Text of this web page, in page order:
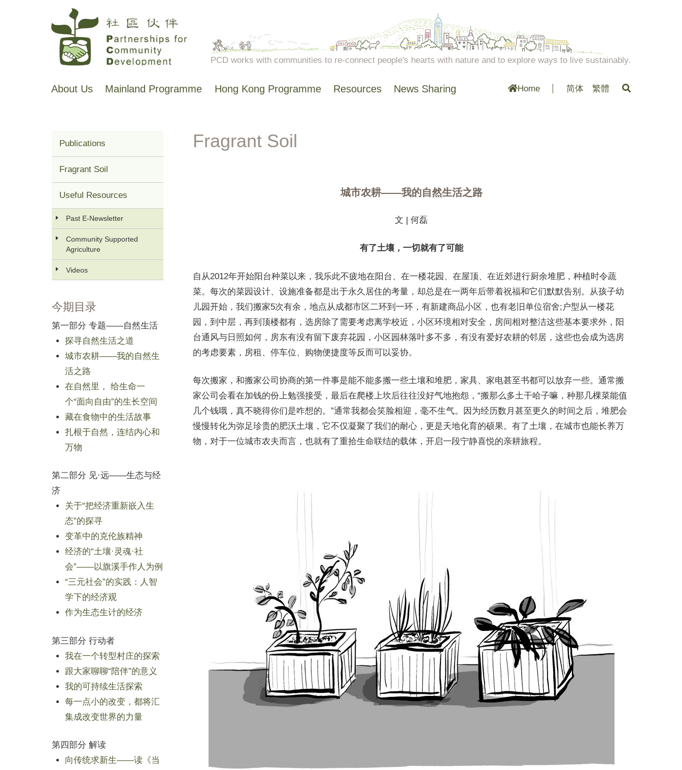
PCD works with communities to re-connect people's hearts with nature and to explore ways to live sustainably.
About Us Mainland Programme Hong Kong Programme Resources News Sharing Home 简体 繁體
Main
menu
Publications
Fragrant Soil
Useful Resources
Past E-Newsletter
Community Supported
Agriculture
Videos
今期目录
第一部分 专题——自然生活
探寻自然生活之道
城市农耕——我的自然生
活之路
在自然里， 给生命一
个“面向自由”的生长空间
藏在食物中的生活故事
扎根于自然，连结内心和
万物
第二部分 见·远——生态与经
济
关于“把经济重新嵌入生
态”的探寻
变革中的克伦族精神
经济的“土壤·灵魂·社
会”——以旗溪手作人为例
“三元社会”的实践：人智
学下的经济观
作为生态生计的经济
第三部分 行动者
我在一个转型村庄的探索
跟大家聊聊“陪伴”的意义
我的可持续生活探索
每一点小的改变，都将汇
集成改变世界的力量
第四部分 解读
向传统求新生——读《当
城市农耕——我的自然生活之路
文 | 何磊
有了土壤，一切就有了可能
自从2012年开始阳台种菜以来，我乐此不疲地在阳台、在一楼花园、在屋顶、在近郊进行厨余堆肥，种植时令蔬
菜。每次的菜园设计、设施准备都是出于永久居住的考量，却总是在一两年后带着祝福和它们默默告别。从孩子幼
儿园开始，我们搬家5次有余，地点从成都市区二环到一环，有新建商品小区，也有老旧单位宿舍;户型从一楼花
园，到中层，再到顶楼都有，选房除了需要考虑离学校近，小区环境相对安全，房间相对整洁这些基本要求外，阳
台通风与日照如何，房东有没有留下废弃花园，小区园林落叶多不多，有没有爱好农耕的邻居，这些也会成为选房
的考虑要素，房租、停车位、购物便捷度等反而可以妥协。
每次搬家，和搬家公司协商的第一件事是能不能多搬一些土壤和堆肥，家具、家电甚至书都可以放弃一些。通常搬
家公司会看在加钱的份上勉强接受，最后在爬楼上坎后往往没好气地抱怨，“搬那么多土干哈子嘛，种那几棵菜能值
几个钱哦，真不晓得你们是咋想的。”通常我都会笑脸相迎，毫不生气。因为经历数月甚至更久的时间之后，堆肥会
慢慢转化为弥足珍贵的肥沃土壤，它不仅凝聚了我们的耐心，更是天地化育的硕果。有了土壤，在城市也能长养万
物，对于一位城市农夫而言，也就有了重拾生命联结的载体，开启一段宁静喜悦的亲耕旅程。